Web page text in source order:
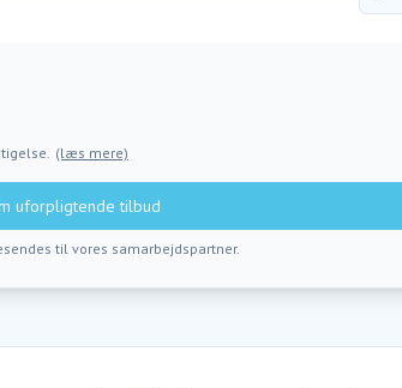
(læs mere)
uforpligtende tilbud
til vores samarbejdspartner.